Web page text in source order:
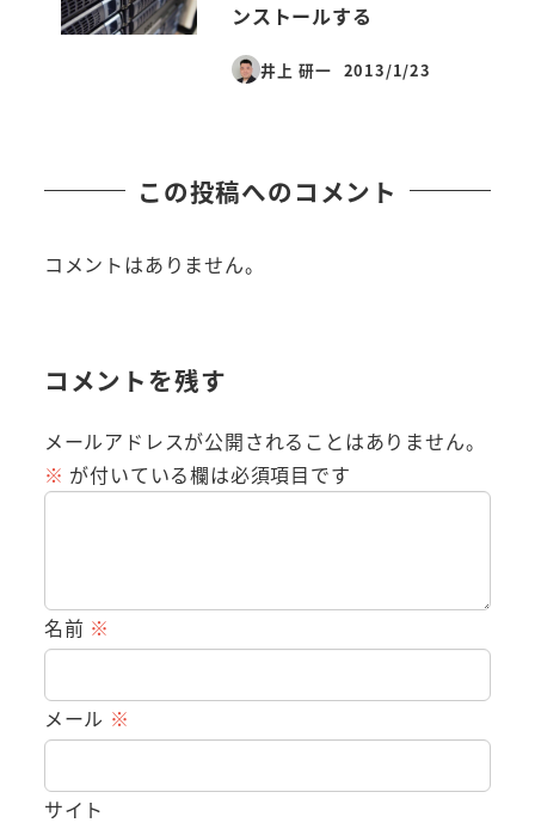
ンストールする
井上 研一
投稿日
2013/1/23
この投稿へのコメント
コメントはありません。
コメントを残す
メールアドレスが公開されることはありません。
※ が付いている欄は必須項目です
名前 ※
メール ※
サイト